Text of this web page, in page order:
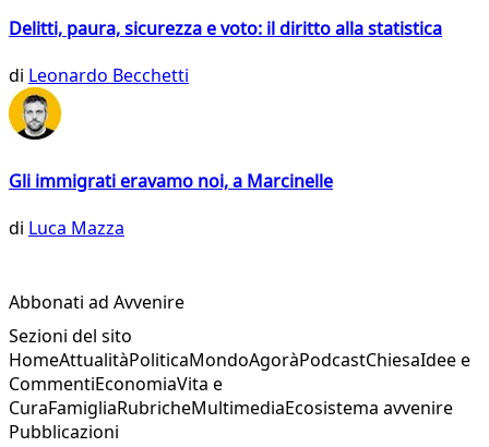
Delitti, paura, sicurezza e voto: il diritto alla statistica
di Leonardo Becchetti
Gli immigrati eravamo noi, a Marcinelle
di Luca Mazza
Abbonati ad Avvenire
Sezioni del sito
HomeAttualitàPoliticaMondoAgoràPodcastChiesaIdee e
CommentiEconomiaVita e
CuraFamigliaRubricheMultimediaEcosistema avvenire
Pubblicazioni